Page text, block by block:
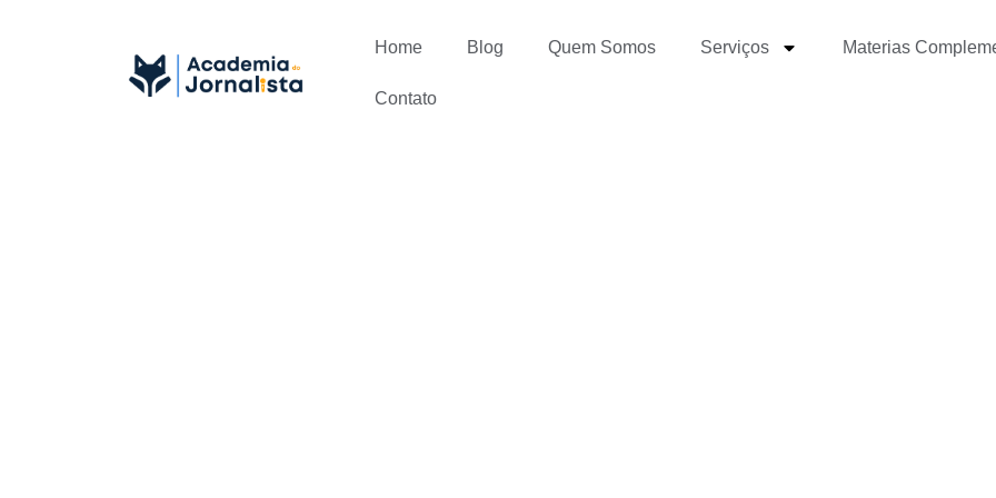
Home Blog Quem Somos Serviços Materias
Contato